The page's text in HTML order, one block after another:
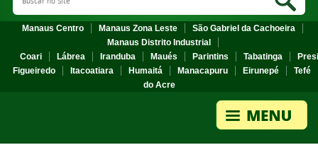
Manaus Centro Manaus Zona Leste
São Gabriel da Cachoeira
Manaus Distrito Industrial
Coari
Lábrea Iranduba Maués Parintins Tabatinga
Figueiredo
Itacoatiara Humaitá Manacapuru Eirunepé
Tefé
do Acre